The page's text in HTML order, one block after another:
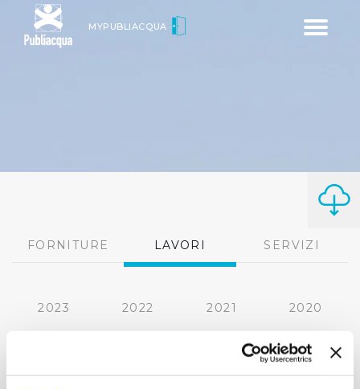
Toggle
MYPUBLIACQUA
FORNITURE LAVORI SERVIZI
2023 2022 2021 2020
2016
2015 2014 2013 2012